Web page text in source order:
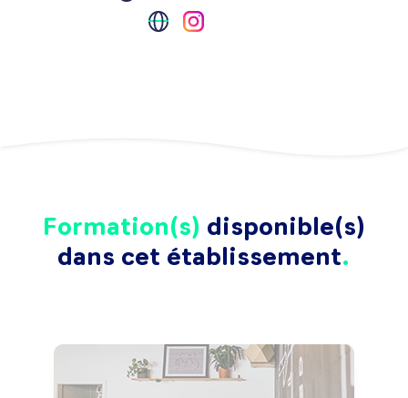
Formation(s) disponible(s)
dans cet établissement